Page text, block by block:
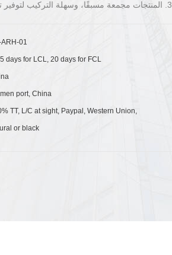
01
days for LCL, 20 days for FCL
port, China
TT, L/C at sight, Paypal, Western Union,
or black